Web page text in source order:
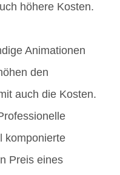
höhere Kosten.
Animationen
den
auch die Kosten.
komponierte
Preis eines